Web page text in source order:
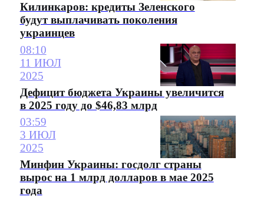
Килинкаров: кредиты Зеленского
будут выплачивать поколения
украинцев
08:10
11 ИЮЛ
2025
Дефицит бюджета Украины увеличится
в 2025 году до $46,83 млрд
03:59
3 ИЮЛ
2025
Минфин Украины: госдолг страны
вырос на 1 млрд долларов в мае 2025
года